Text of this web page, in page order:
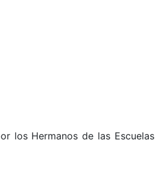
los Hermanos de las Escuelas